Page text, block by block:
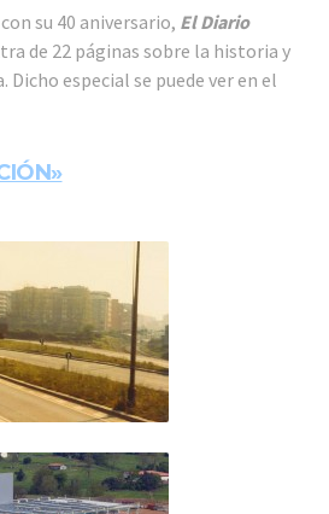
su 40 aniversario, El Diario
de 22 páginas sobre la historia y
Dicho especial se puede ver en el